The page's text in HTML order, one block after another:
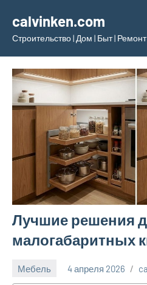
содержимому
calvinken.com
Строительство | Дом | Быт | Ремонт
Лучшие решения
малогабаритных
Мебель 4 апреля 2026